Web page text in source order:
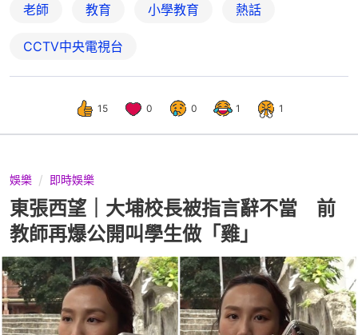
老師 教育 小學教育 熱話
CCTV中央電視台
15 0 0 1 1
娛樂 即時娛樂
東張西望｜大埔校長被指言辭不當 前
教師再爆公開叫學生做「雞」